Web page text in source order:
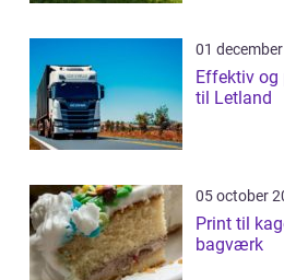
01
Effektiv og
til Letland
05 october
Print til
bagværk